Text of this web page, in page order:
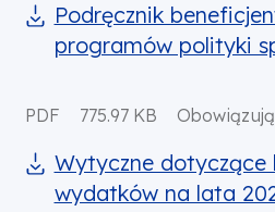
Podręcznik
programów polityki
PDF 775.97 KB
Wytyczne dotyczące
wydatków na lata